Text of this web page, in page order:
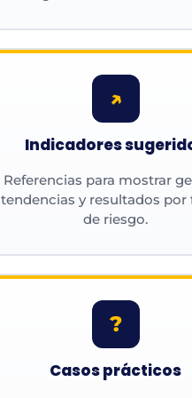
↗
Indicadores
Referencias para mostrar
tendencias y resultados por
de riesgo.
?
Casos prácticos